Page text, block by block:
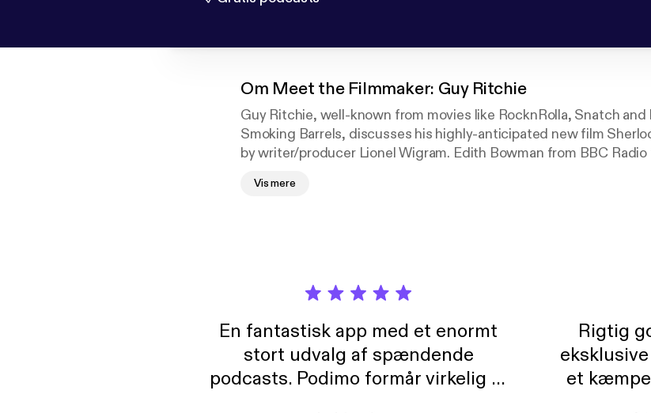
Om Meet the Filmmaker: Guy Ritchie
Guy Ritchie, well-known from movies like RocknRolla, Snatch
Smoking Barrels, discusses his highly-anticipated new film
by writer/producer Lionel Wigram. Edith Bowman from BBC Radio
Vis mere
En fantastisk app med et enormt
stort udvalg af spændende
podcasts. Podimo formår virkelig at
Rigtig
et